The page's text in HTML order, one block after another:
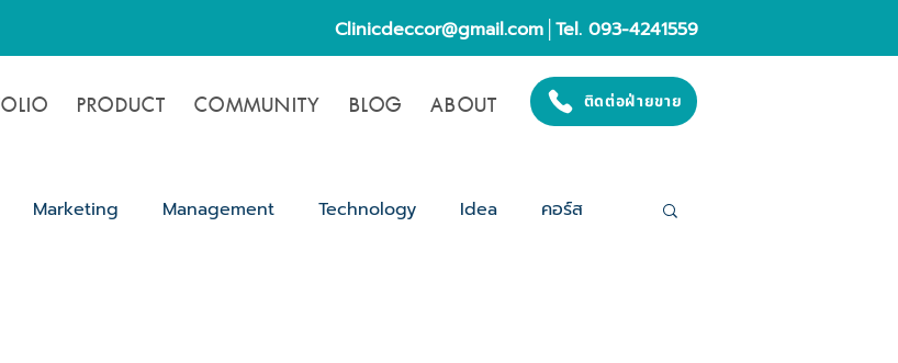
Clinicdeccor@gmail.com │Tel. 093-4241559
PRODUCT COMMUNITY BLOG ABOUT ติดต่อฝ่ายขาย
Marketing Management Technology Idea คอร์ส